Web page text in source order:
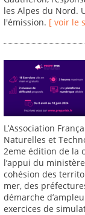
les Alpes du Nord.
l'émission. [ voir le
L’Association
Naturelles et
2eme édition de la
l’appui du
cohésion des
mer, des
démarche
exercices de